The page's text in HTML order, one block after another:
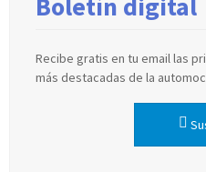
Recibe gratis en tu email las
más destacadas de la